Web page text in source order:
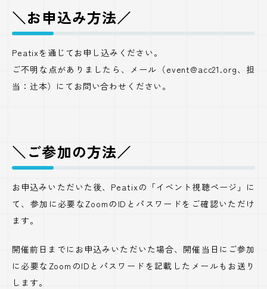
＼お申込み方法／
Peatixを通じてお申し込みください。
ご不明な点がありましたら、メール（event@acc21.org、担
当：辻本）にてお問い合わせください。
＼ご参加の方法／
お申込みいただいた後、Peatixの「イベント視聴ページ」に
て、参加に必要なZoomのIDとパスワードをご確認いただけ
ます。
開催前日までにお申込みいただいた場合、開催当日にご参加
に必要なZoomのIDとパスワードを記載したメールもお送り
します。